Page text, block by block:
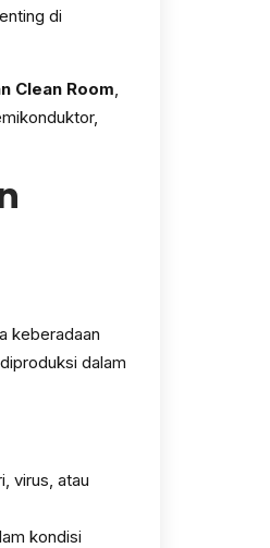
di
Clean Room,
keberadaan
dalam
virus, atau
kondisi